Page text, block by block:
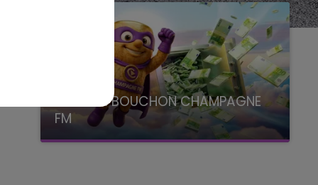
LE SUPER BOUCHON CHAMPAGNE
FM
avec La Famille Champagne FM, à 8H10